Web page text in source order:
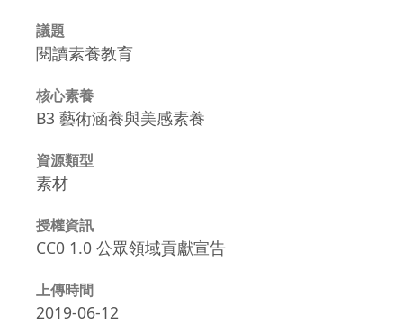
議題
閱讀素養教育
核心素養
B3 藝術涵養與美感素養
資源類型
素材
授權資訊
CC0 1.0 公眾領域貢獻宣告
上傳時間
2019-06-12